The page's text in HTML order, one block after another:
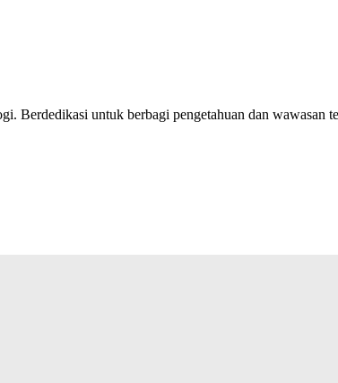
Berdedikasi untuk berbagi pengetahuan dan wawasan